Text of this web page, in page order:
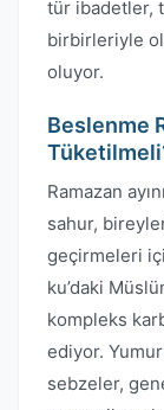
tür ibadetler,
birbirleriyle
oluyor.
Beslenme
Ramazan
sahur,
geçirmeleri
ku’daki
kompleks
ediyor.
sebzeler,